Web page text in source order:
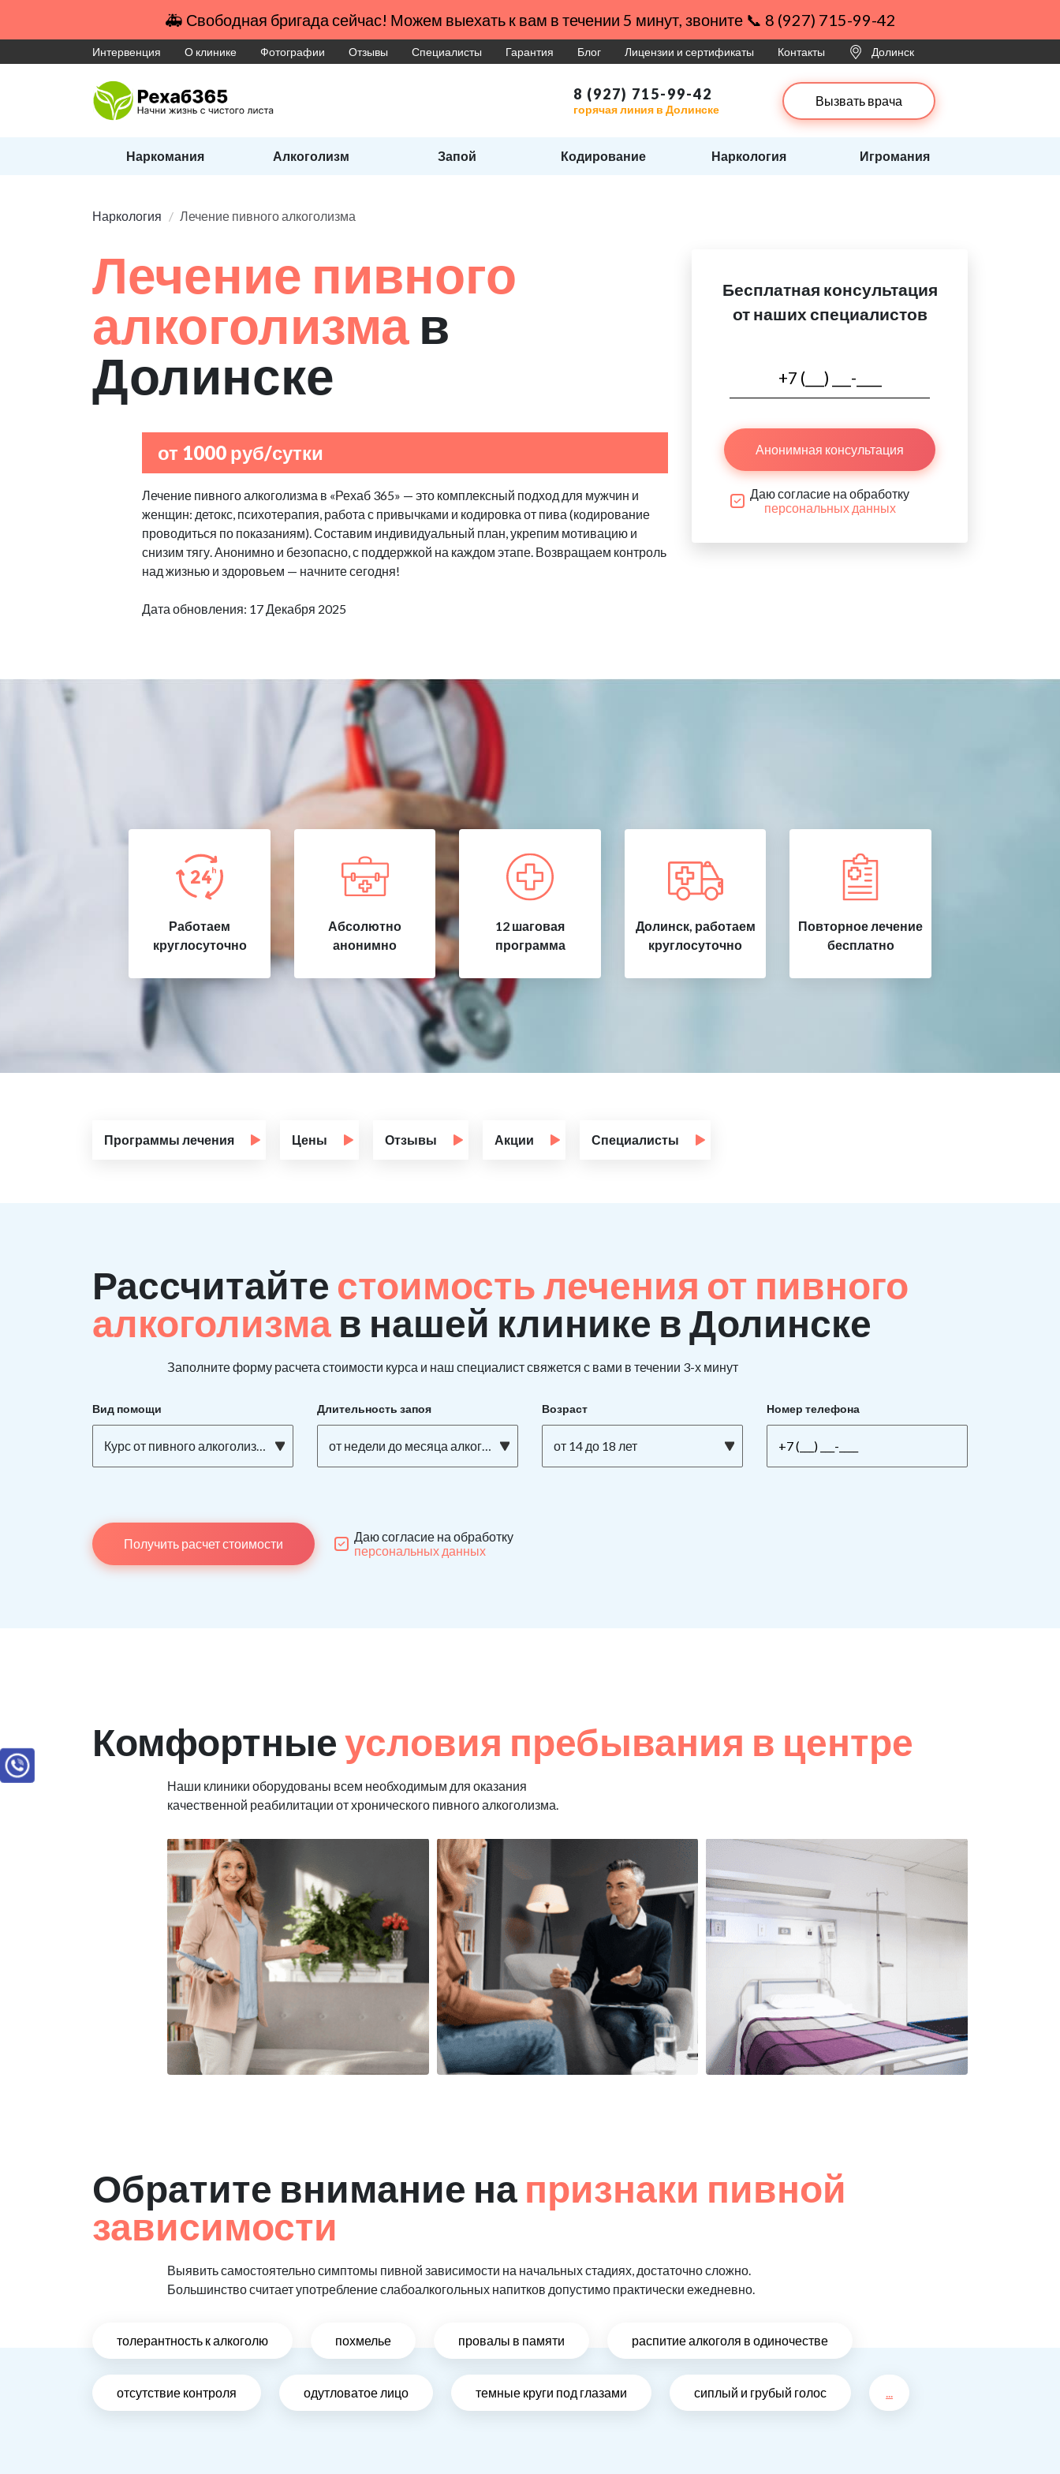
🚑 Свободная бригада сейчас! Можем выехать к вам в течении 5 минут, звоните 📞 8 (927) 715-99-42
Интервенция О клинике Фотографии Отзывы Специалисты Гарантия Блог Лицензии и сертификаты Контакты Долинск
8 (927) 715-99-42
горячая линия в Долинске
Вызвать врача
Наркомания Алкоголизм Запой Кодирование Наркология Игромания
Наркология Лечение пивного алкоголизма
Лечение пивного
алкоголизма в
Долинске
от 1000 руб/сутки
Лечение пивного алкоголизма в «Рехаб 365» — это комплексный подход для мужчин и
женщин: детокс, психотерапия, работа с привычками и кодировка от пива (кодирование
проводиться по показаниям). Составим индивидуальный план, укрепим мотивацию и
снизим тягу. Анонимно и безопасно, с поддержкой на каждом этапе. Возвращаем контроль
над жизнью и здоровьем — начните сегодня!
Дата обновления: 17 Декабря 2025
Бесплатная консультация
от наших специалистов
Анонимная консультация
Даю согласие на обработку
персональных данных
Работаем
круглосуточно
Абсолютно
анонимно
12 шаговая
программа
Долинск, работаем
круглосуточно
Повторное лечение
бесплатно
Программы лечения Цены Отзывы Акции Специалисты
Рассчитайте стоимость лечения от пивного
алкоголизма в нашей клинике в Долинске
Заполните форму расчета стоимости курса и наш специалист свяжется с вами в течении 3-х минут
Вид помощи
Курс от пивного алкоголизма
Длительность запоя
от недели до месяца алкоголизма
Возраст
от 14 до 18 лет
Номер телефона
Получить расчет стоимости
Даю согласие на обработку
персональных данных
Комфортныеусловия пребывания в центре
Наши клиники оборудованы всем необходимым для оказания
качественной реабилитации от хронического пивного алкоголизма.
Обратите внимание на признаки пивной
зависимости
Выявить самостоятельно симптомы пивной зависимости на начальных стадиях, достаточно сложно.
Большинство считает употребление слабоалкогольных напитков допустимо практически ежедневно.
толерантность к алкоголю похмелье провалы в памяти распитие алкоголя в одиночестве
отсутствие контроля одутловатое лицо темные круги под глазами сиплый и грубый голос ...